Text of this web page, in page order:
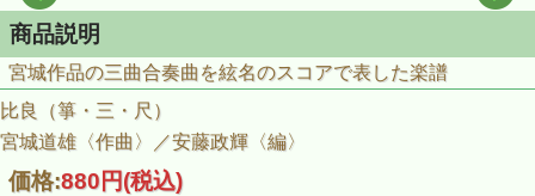
商品説明
宮城作品の三曲合奏曲を絃名のスコアで表した楽譜
比良（箏・三・尺）
宮城道雄〈作曲〉／安藤政輝〈編〉
価格:880円(税込)